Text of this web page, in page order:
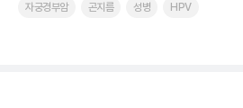
자궁경부암 곤지름 성병 HPV